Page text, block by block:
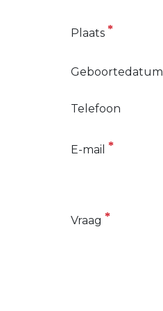
Plaats
Geboortedatum
Telefoon
E-mail
Vraag